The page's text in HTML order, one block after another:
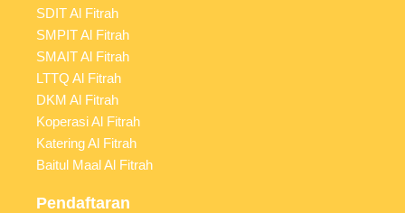
SDIT Al Fitrah
SMPIT Al Fitrah
SMAIT Al Fitrah
LTTQ Al Fitrah
DKM Al Fitrah
Koperasi Al Fitrah
Katering Al Fitrah
Baitul Maal Al Fitrah
Pendaftaran